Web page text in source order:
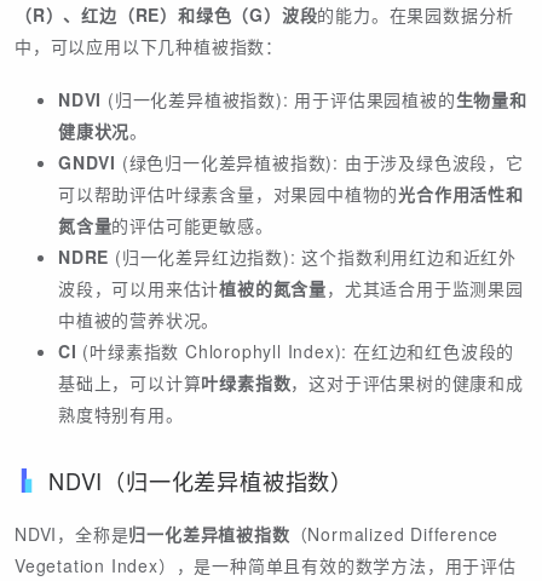
（R）、红边（RE）和绿色（G）波段的能力。在果园数据分析
中，可以应用以下几种植被指数：
NDVI (归一化差异植被指数): 用于评估果园植被的生物量和
健康状况。
GNDVI (绿色归一化差异植被指数): 由于涉及绿色波段，它
可以帮助评估叶绿素含量，对果园中植物的光合作用活性和
氮含量的评估可能更敏感。
NDRE (归一化差异红边指数): 这个指数利用红边和近红外
波段，可以用来估计植被的氮含量，尤其适合用于监测果园
中植被的营养状况。
CI (叶绿素指数 Chlorophyll Index): 在红边和红色波段的
基础上，可以计算叶绿素指数，这对于评估果树的健康和成
熟度特别有用。
NDVI（归一化差异植被指数）
NDVI，全称是归一化差异植被指数 （Normalized Difference
Vegetation Index），是一种简单且有效的数学方法，用于评估